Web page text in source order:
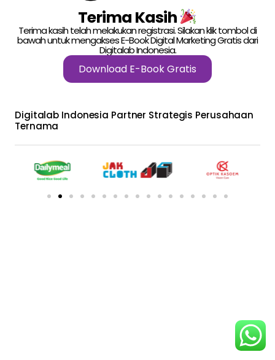
Terima Kasih
Terima kasih telah melakukan registrasi. Silakan klik tombol di
bawah untuk mengakses E-Book Digital Marketing Gratis dari
Digitalab Indonesia.
Download E-Book Gratis
Digitalab Indonesia Partner Strategis Perusahaan
Ternama